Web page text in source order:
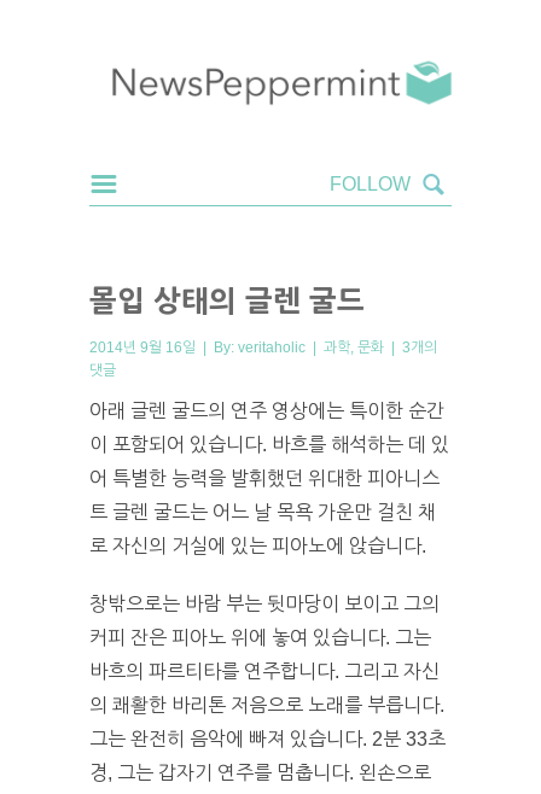
몰입 상태의 글렌 굴드
2014년 9월 16일 | By: veritaholic | 과학 문화 | 3개의
댓글
아래 글렌 굴드의 연주 영상에는 특이한 순간
이 포함되어 있습니다. 바흐를 해석하는 데 있
어 특별한 능력을 발휘했던 위대한 피아니스
트 글렌 굴드는 어느 날 목욕 가운만 걸친 채
로 자신의 거실에 있는 피아노에 앉습니다.
창밖으로는 바람 부는 뒷마당이 보이고 그의
커피 잔은 피아노 위에 놓여 있습니다. 그는
바흐의 파르티타를 연주합니다. 그리고 자신
의 쾌활한 바리톤 저음으로 노래를 부릅니다.
그는 완전히 음악에 빠져 있습니다. 2분 33초
경, 그는 갑자기 연주를 멈춥니다. 왼손으로